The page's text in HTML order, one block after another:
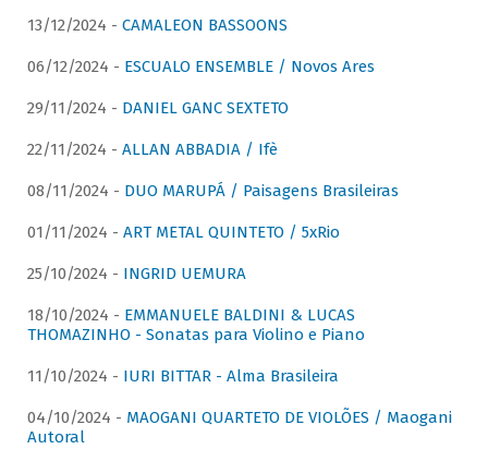
13/12/2024 - CAMALEON BASSOONS
06/12/2024 - ESCUALO ENSEMBLE / Novos Ares
29/11/2024 - DANIEL GANC SEXTETO
22/11/2024 - ALLAN ABBADIA / Ifè
08/11/2024 - DUO MARUPÁ / Paisagens Brasileiras
01/11/2024 - ART METAL QUINTETO / 5xRio
25/10/2024 - INGRID UEMURA
18/10/2024 - EMMANUELE BALDINI & LUCAS
THOMAZINHO - Sonatas para Violino e Piano
11/10/2024 - IURI BITTAR - Alma Brasileira
04/10/2024 - MAOGANI QUARTETO DE VIOLÕES / Maogani
Autoral